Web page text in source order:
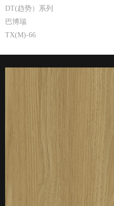
DT(趋势）系列
巴博瑞
TX(M)-66
厚度：3-25mm